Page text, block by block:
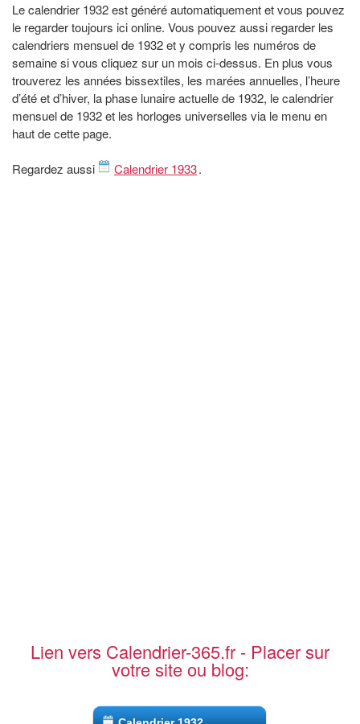
Le calendrier 1932 est généré automatiquement et vous pouvez
le regarder toujours ici online. Vous pouvez aussi regarder les
calendriers mensuel de 1932 et y compris les numéros de
semaine si vous cliquez sur un mois ci-dessus. En plus vous
trouverez les années bissextiles, les marées annuelles, l’heure
d’été et d’hiver, la phase lunaire actuelle de 1932, le calendrier
mensuel de 1932 et les horloges universelles via le menu en
haut de cette page.
Regardez aussi Calendrier 1933.
Lien vers Calendrier-365.fr - Placer sur
votre site ou blog: